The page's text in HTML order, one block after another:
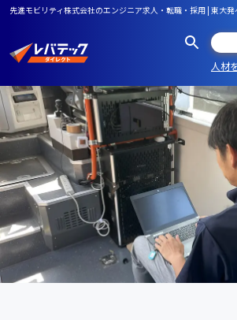
先進モビリティ株式会社のエンジニア求人・転職・採用 | 東
人材